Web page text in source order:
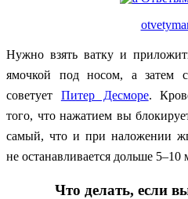
Нужно взять ватку и
ямочкой под носом, а затем
советует Питер Десморе.
того, что нажатием вы
самый, что и при наложении
не останавливается дольше 5–10
Что делать, если